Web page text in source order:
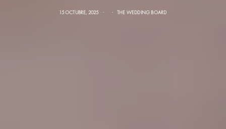
15 OCTUBRE, 2025 THE WEDDING BOARD